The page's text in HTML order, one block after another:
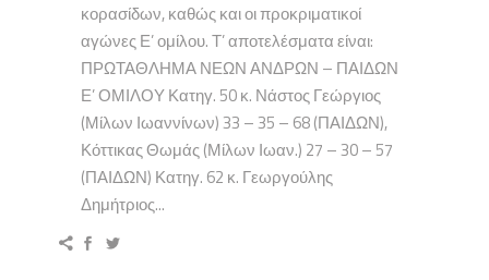
κορασίδων, καθώς και οι προκριματικοί
αγώνες Ε’ ομίλου. Τ’ αποτελέσματα είναι:
ΠΡΩΤΑΘΛΗΜΑ ΝΕΩΝ ΑΝΔΡΩΝ – ΠΑΙΔΩΝ
Ε’ ΟΜΙΛΟΥ Κατηγ. 50 κ. Νάστος Γεώργιος
(Μίλων Ιωαννίνων) 33 – 35 – 68 (ΠΑΙΔΩΝ),
Κόττικας Θωμάς (Μίλων Ιωαν.) 27 – 30 – 57
(ΠΑΙΔΩΝ) Κατηγ. 62 κ. Γεωργούλης
Δημήτριος...